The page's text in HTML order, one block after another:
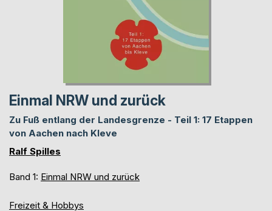
Einmal NRW und zurück
Zu Fuß entlang der Landesgrenze - Teil 1: 17 Etappen
von Aachen nach Kleve
Ralf Spilles
Band 1: Einmal NRW und zurück
Freizeit & Hobbys